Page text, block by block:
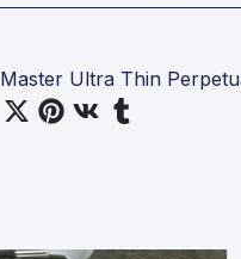
Ultra Thin